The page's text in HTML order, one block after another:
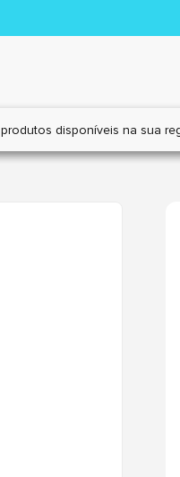
produtos disponíveis na sua